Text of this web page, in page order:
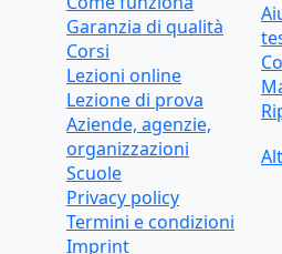
Garanzia di qualità
Corsi
Lezioni online
Lezione di prova
Aziende, agenzie,
organizzazioni
Scuole
Privacy policy
Termini e condizioni
Imprint